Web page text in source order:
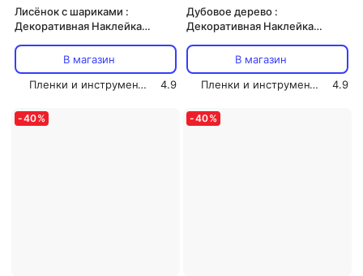
Лисёнок с шариками :
Декоративная Наклейка
210х80 смВ магазин
Пленки и инструмент СОЛАРТЕК
4.9
Дубовое дерево :
Декоративная Наклейка
210х80 смВ магазин
Пленки и инструмент СОЛАРТЕК
4.9
-40% -40%